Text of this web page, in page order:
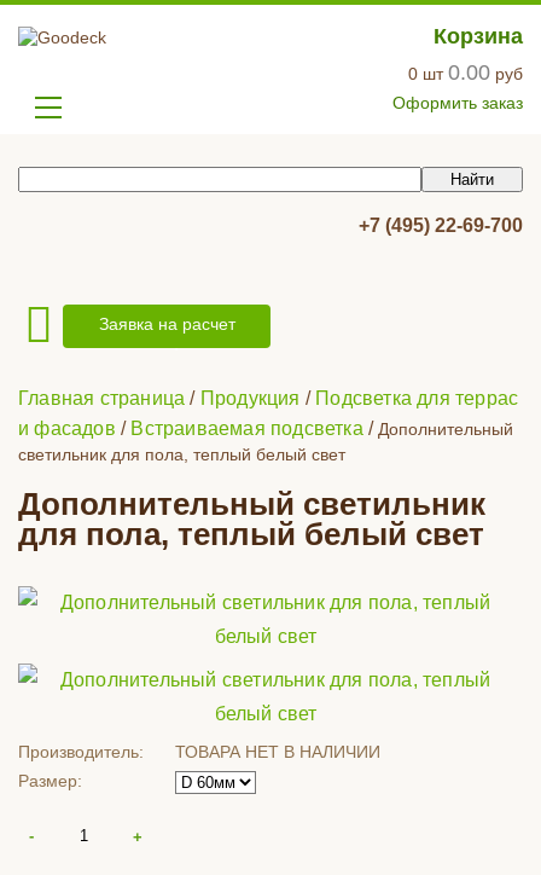
Корзина
0 шт0.00 руб
Оформить заказ
+7 (495) 22-69-700
Заявка на расчет
Главная страница / Продукция / Подсветка для террас
и фасадов / Встраиваемая подсветка / Дополнительный
светильник для пола, теплый белый свет
Дополнительный светильник
для пола, теплый белый свет
Производитель:
ТОВАРА НЕТ В НАЛИЧИИ
Размер: